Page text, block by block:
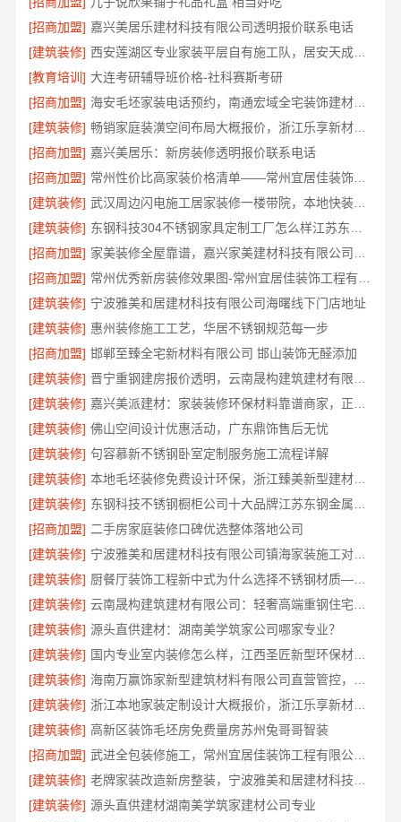
[招商加盟] 嘉兴美居乐建材科技有限公司透明报价联系电话
[建筑装修]
西安莲湖区专业家装平层自有施工队，居安天成建筑工程有限责任公司
[教育培训] 大连考研辅导班价格-社科赛斯考研
[招商加盟]
海安毛坯家装电话预约，南通宏域全宅装饰建材免费设计
[建筑装修]
畅销家庭装潢空间布局大概报价，浙江乐享新材料有限公司透明报价
[招商加盟] 嘉兴美居乐：新房装修透明报价联系电话
[招商加盟]
常州性价比高家装价格清单——常州宜居佳装饰工程有限公司分享
[建筑装修]
武汉周边闪电施工居家装修一楼带院，本地快装（湖北）科技有限公司
[建筑装修]
[招商加盟]
[招商加盟]
[建筑装修] 宁波雅美和居建材科技有限公司海曙线下门店地址
[建筑装修] 惠州装修施工工艺，华居不锈钢规范每一步
[招商加盟] 邯郸至臻全宅新材料有限公司 邯山装饰无醛添加
[建筑装修]
[建筑装修]
[建筑装修] 佛山空间设计优惠活动，广东鼎饰售后无忧
[建筑装修] 句容慕新不锈钢卧室定制服务施工流程详解
[建筑装修]
本地毛坯装修免费设计环保，浙江臻美新型建材有限公司省心装新家
[建筑装修]
[招商加盟] 二手房家庭装修口碑优选整体落地公司
[建筑装修]
宁波雅美和居建材科技有限公司镇海家装施工对接渠道
[建筑装修]
厨餐厅装饰工程新中式为什么选择不锈钢材质——江苏东钢金属家居
[建筑装修]
[建筑装修] 源头直供建材：湖南美学筑家公司哪家专业？
[建筑装修]
国内专业室内装修怎么样，江西圣匠新型环保材料有限公司
[建筑装修]
[建筑装修]
浙江本地家装定制设计大概报价，浙江乐享新材料有限公司闭口合同
[建筑装修] 高新区装饰毛坯房免费量房苏州兔哥哥智装
[招商加盟]
武进全包装修施工，常州宜居佳装饰工程有限公司标准化管控
[建筑装修]
[建筑装修] 源头直供建材湖南美学筑家建材公司专业